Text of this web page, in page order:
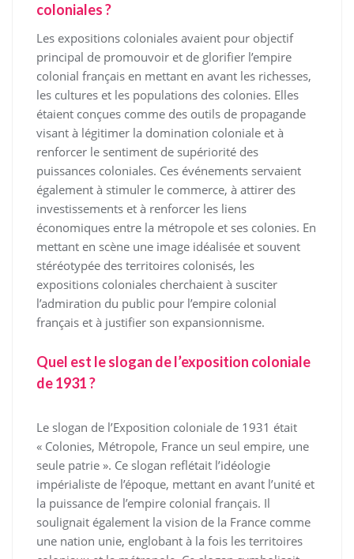
coloniales ?
Les expositions coloniales avaient pour objectif
principal de promouvoir et de glorifier l’empire
colonial français en mettant en avant les richesses,
les cultures et les populations des colonies. Elles
étaient conçues comme des outils de propagande
visant à légitimer la domination coloniale et à
renforcer le sentiment de supériorité des
puissances coloniales. Ces événements servaient
également à stimuler le commerce, à attirer des
investissements et à renforcer les liens
économiques entre la métropole et ses colonies. En
mettant en scène une image idéalisée et souvent
stéréotypée des territoires colonisés, les
expositions coloniales cherchaient à susciter
l’admiration du public pour l’empire colonial
français et à justifier son expansionnisme.
Quel est le slogan de l’exposition coloniale
de 1931 ?
Le slogan de l’Exposition coloniale de 1931 était
« Colonies, Métropole, France un seul empire, une
seule patrie ». Ce slogan reflétait l’idéologie
impérialiste de l’époque, mettant en avant l’unité et
la puissance de l’empire colonial français. Il
soulignait également la vision de la France comme
une nation unie, englobant à la fois les territoires